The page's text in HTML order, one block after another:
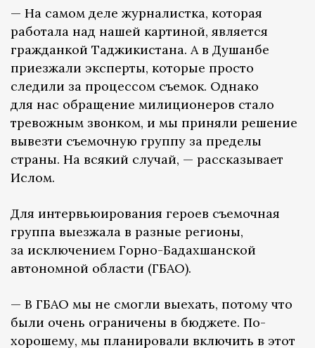
— На самом деле журналистка, которая
работала над нашей картиной, является
гражданкой Таджикистана. А в Душанбе
приезжали эксперты, которые просто
следили за процессом съемок. Однако
для нас обращение милиционеров стало
тревожным звонком, и мы приняли решение
вывезти съемочную группу за пределы
страны. На всякий случай, — рассказывает
Ислом.
Для интервьюирования героев съемочная
группа выезжала в разные регионы,
за исключением Горно-Бадахшанской
автономной области (ГБАО).
— В ГБАО мы не смогли выехать, потому что
были очень ограничены в бюджете. По-
хорошему, мы планировали включить в этот